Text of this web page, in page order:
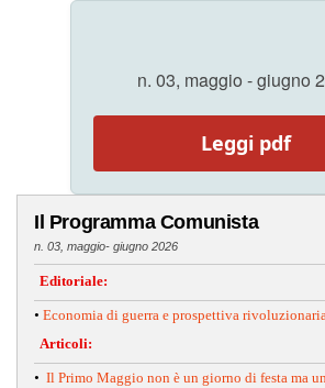
n. 03, maggio - giugno
Leggi pdf
Il Programma Comunista
n. 03, maggio- giugno 2026
Editoriale:
• Economia di guerra e prospettiva
Articoli:
• Il Primo Maggio non è un giorno di festa ma